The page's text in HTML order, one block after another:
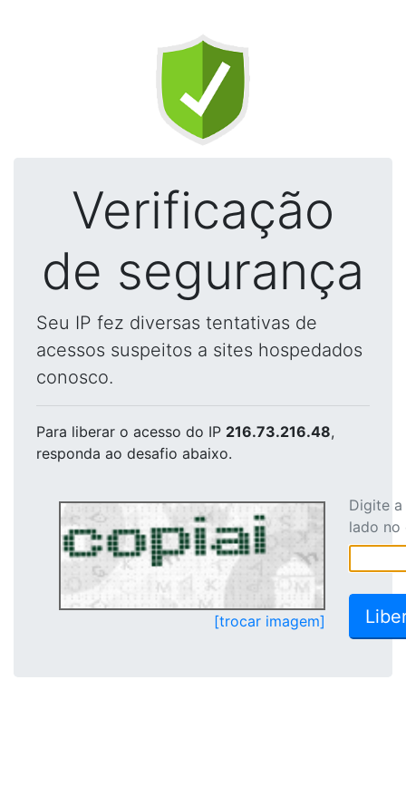
Verificação
de segurança
Seu IP fez diversas tentativas de
acessos suspeitos a sites hospedados
conosco.
Para liberar o acesso do IP 216.73.216.48,
responda ao desafio abaixo.
[trocar imagem]
Digite
lado no